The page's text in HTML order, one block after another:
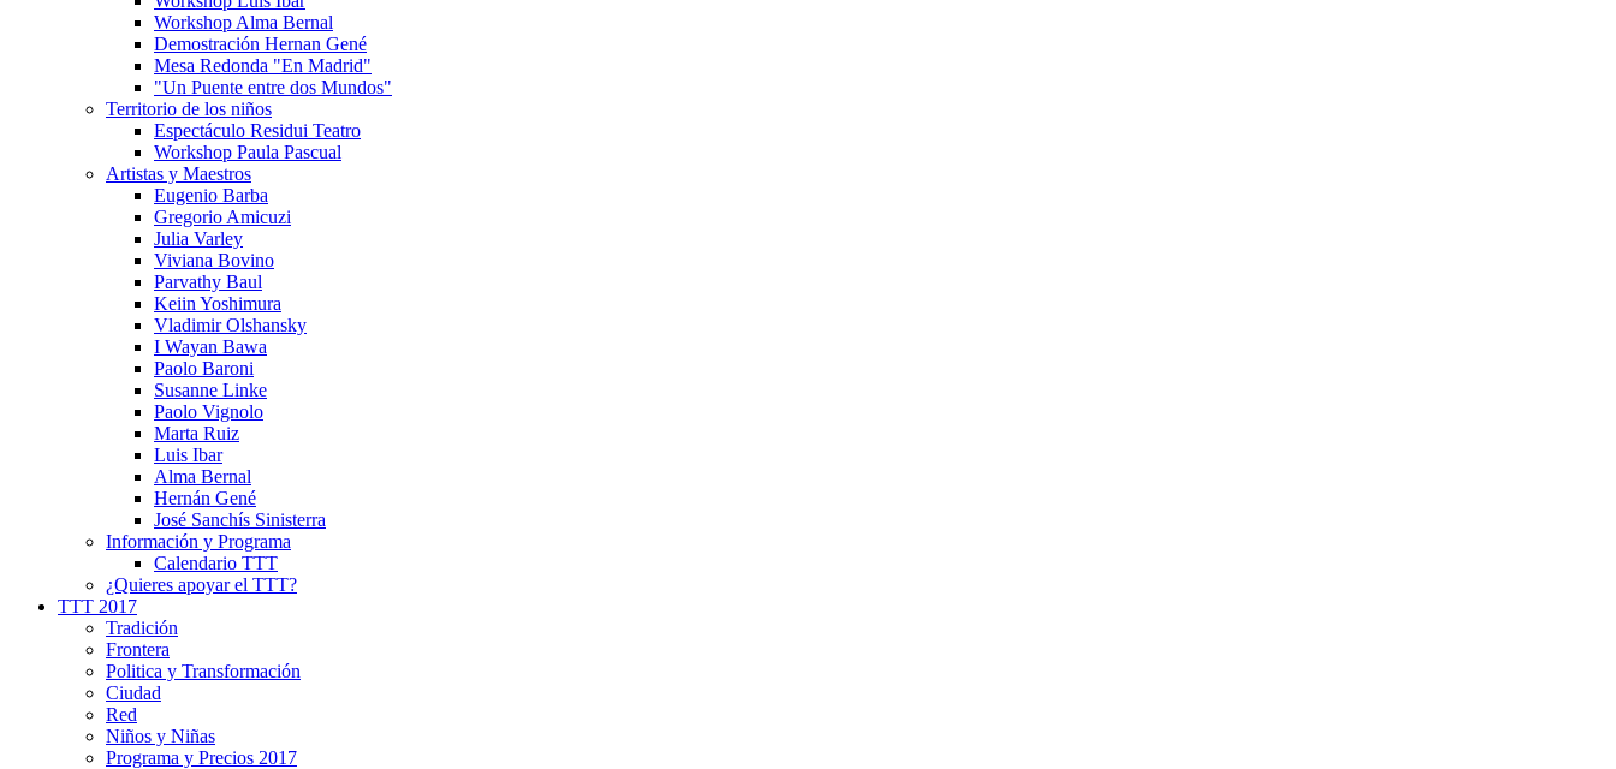
Workshop Alma Bernal
Demostración Hernan Gené
Mesa Redonda "En Madrid"
"Un Puente entre dos Mundos"
Territorio de los niños
Espectáculo Residui Teatro
Workshop Paula Pascual
Artistas y Maestros
Eugenio Barba
Gregorio Amicuzi
Julia Varley
Viviana Bovino
Parvathy Baul
Keiin Yoshimura
Vladimir Olshansky
I Wayan Bawa
Paolo Baroni
Susanne Linke
Paolo Vignolo
Marta Ruiz
Luis Ibar
Alma Bernal
Hernán Gené
José Sanchís Sinisterra
Información y Programa
Calendario TTT
¿Quieres apoyar el TTT?
TTT 2017
Tradición
Frontera
Politica y Transformación
Ciudad
Red
Niños y Niñas
Programa y Precios 2017